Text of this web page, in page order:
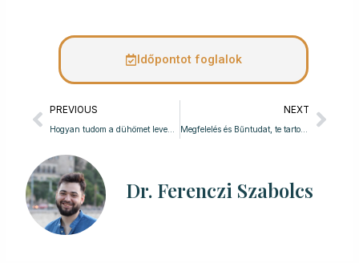
Időpontot foglalok
Előző
PREVIOUS
Hogyan tudom a dühömet levezetni?
NEXT
Megfelelés és Bűntudat, te tartod a határaid?
Dr. Ferenczi Szabolcs